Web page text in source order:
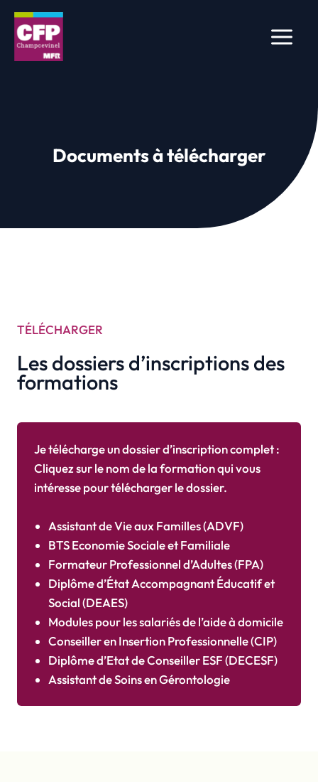
Aller
contenu
Documents à télécharger
TÉLÉCHARGER
Les dossiers d’inscriptions des
formations
Je télécharge un dossier d’inscription complet :
Cliquez sur le nom de la formation qui vous
intéresse pour télécharger le dossier.
Assistant de Vie aux Familles (ADVF)
BTS Economie Sociale et Familiale
Formateur Professionnel d’Adultes (FPA)
Diplôme d’État Accompagnant Éducatif et
Social (DEAES)
Modules pour les salariés de l’aide à domicile
Conseiller en Insertion Professionnelle (CIP)
Diplôme d’Etat de Conseiller ESF (DECESF)
Assistant de Soins en Gérontologie